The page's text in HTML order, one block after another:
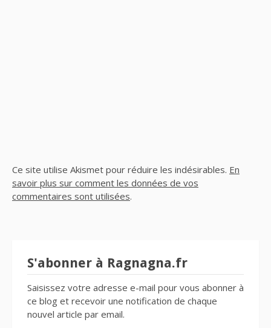
Ce site utilise Akismet pour réduire les indésirables. En
savoir plus sur comment les données de vos
commentaires sont utilisées.
S'abonner à Ragnagna.fr
Saisissez votre adresse e-mail pour vous abonner à
ce blog et recevoir une notification de chaque
nouvel article par email.